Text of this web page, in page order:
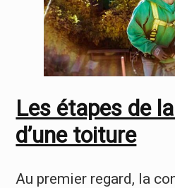
Les étapes de
d’une toiture
Au premier regard, la